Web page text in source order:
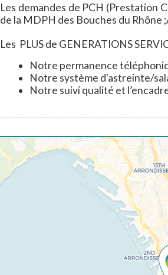
Les demandes de PCH (Prestation
de la MDPH des Bouches du
Les PLUS de GENERATIONS
Notre permanence
Notre système d'astreinte/
Notre suivi qualité et